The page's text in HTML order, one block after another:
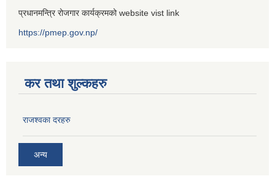
प्रधानमन्त्रि रोजगार कार्यक्रमको website vist link
https://pmep.gov.np/
कर तथा शुल्कहरु
राजश्वका दरहरु
अन्य